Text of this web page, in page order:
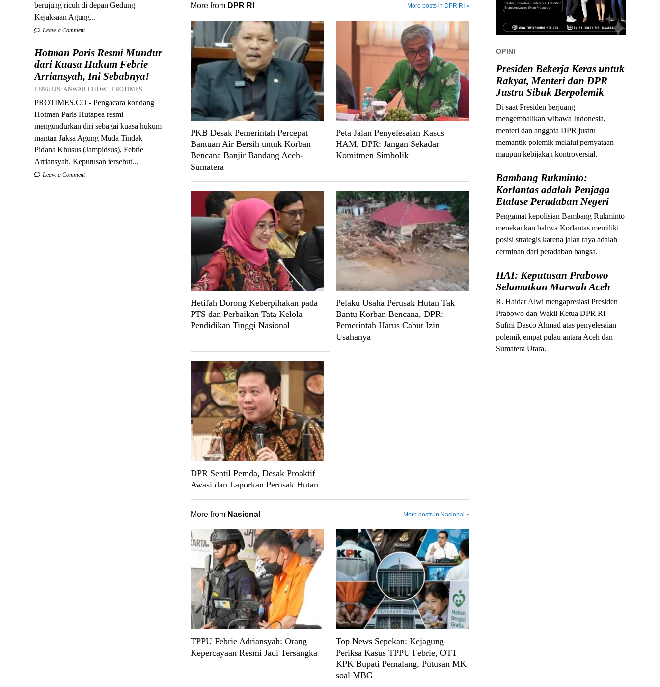
berujung ricuh di depan Gedung
Kejaksaan Agung...
Leave a Comment
Hotman Paris Resmi Mundur
dari Kuasa Hukum Febrie
Arriansyah, Ini Sebabnya!
PENULIS: ANWAR CHOW PROTIMES
PROTIMES.CO - Pengacara kondang
Hotman Paris Hutapea resmi
mengundurkan diri sebagai kuasa hukum
mantan Jaksa Agung Muda Tindak
Pidana Khusus (Jampidsus), Febrie
Arriansyah. Keputusan tersebut...
Leave a Comment
More from DPR RI More posts in DPR RI »
PKB Desak Pemerintah Percepat
Bantuan Air Bersih untuk Korban
Bencana Banjir Bandang Aceh-
Sumatera
Peta Jalan Penyelesaian Kasus
HAM, DPR: Jangan Sekadar
Komitmen Simbolik
Hetifah Dorong Keberpihakan pada
PTS dan Perbaikan Tata Kelola
Pendidikan Tinggi Nasional
Pelaku Usaha Perusak Hutan Tak
Bantu Korban Bencana, DPR:
Pemerintah Harus Cabut Izin
Usahanya
DPR Sentil Pemda, Desak Proaktif
Awasi dan Laporkan Perusak Hutan
More from Nasional More posts in Nasional »
TPPU Febrie Adriansyah: Orang
Kepercayaan Resmi Jadi Tersangka
Top News Sepekan: Kejagung
Periksa Kasus TPPU Febrie, OTT
KPK Bupati Pemalang, Putusan MK
soal MBG
OPINI
Presiden Bekerja Keras untuk
Rakyat, Menteri dan DPR
Justru Sibuk Berpolemik
Di saat Presiden berjuang
mengembalikan wibawa Indonesia,
menteri dan anggota DPR justru
memantik polemik melalui pernyataan
maupun kebijakan kontroversial.
Bambang Rukminto:
Korlantas adalah Penjaga
Etalase Peradaban Negeri
Pengamat kepolisian Bambang Rukminto
menekankan bahwa Korlantas memiliki
posisi strategis karena jalan raya adalah
cerminan dari peradaban bangsa.
HAI: Keputusan Prabowo
Selamatkan Marwah Aceh
R. Haidar Alwi mengapresiasi Presiden
Prabowo dan Wakil Ketua DPR RI
Sufmi Dasco Ahmad atas penyelesaian
polemik empat pulau antara Aceh dan
Sumatera Utara.